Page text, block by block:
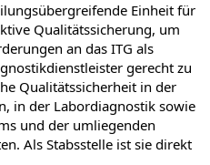
Einheit für
Qualitätssicherung, um
an das ITG als
gerecht zu
Qualitätssicherheit in der
in der Labordiagnostik sowie
und der umliegenden
Als Stabsstelle ist sie direkt